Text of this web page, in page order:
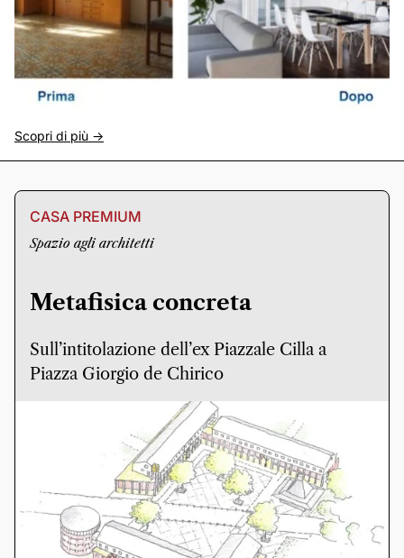
Scopri di più ->
CASA PREMIUM
Spazio agli architetti
Metafisica concreta
Sull’intitolazione dell’ex Piazzale Cilla a
Piazza Giorgio de Chirico